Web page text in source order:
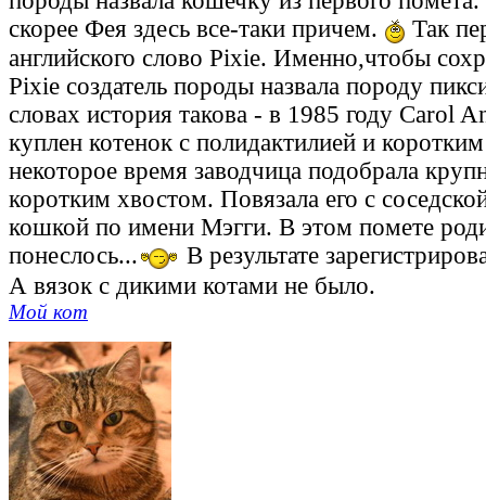
скорее Фея здесь все-таки причем.
Так
английского слово Pixie. Именно,чтобы
Pixie создатель породы назвала породу
словах история такова - в 1985 году Carol
куплен котенок с полидактилией и
некоторое время заводчица подобрала
коротким хвостом. Повязала его с
кошкой по имени Мэгги. В этом помете
понеслось...
В результате
А вязок с дикими котами не было.
Мой кот